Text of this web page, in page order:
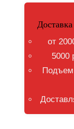
от
5000
Подъем